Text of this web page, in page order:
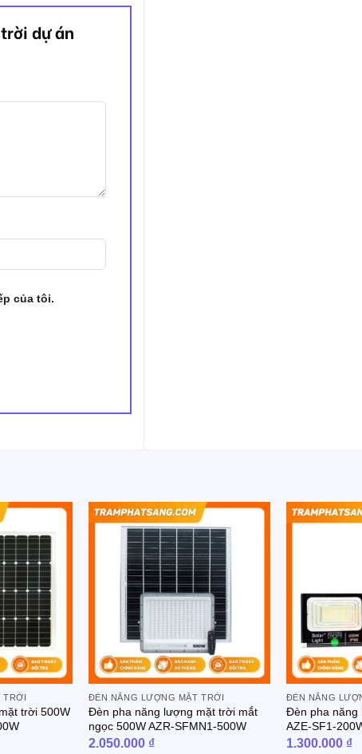
dự án
của tôi.
trời 500W
ĐÈN NĂNG LƯỢNG MẶT TRỜI
Đèn pha năng lượng mặt trời mắt
ngọc 500W AZR-SFMN1-500W
2.050.000 ₫
ĐÈN NĂNG
Đèn pha năng
AZE-SF1-
1.300.000 ₫